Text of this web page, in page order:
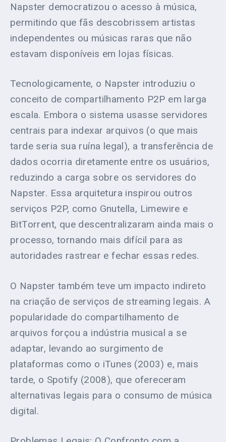
Napster democratizou o acesso à música,
permitindo que fãs descobrissem artistas
independentes ou músicas raras que não
estavam disponíveis em lojas físicas.
Tecnologicamente, o Napster introduziu o
conceito de compartilhamento P2P em larga
escala. Embora o sistema usasse servidores
centrais para indexar arquivos (o que mais
tarde seria sua ruína legal), a transferência de
dados ocorria diretamente entre os usuários,
reduzindo a carga sobre os servidores do
Napster. Essa arquitetura inspirou outros
serviços P2P, como Gnutella, Limewire e
BitTorrent, que descentralizaram ainda mais o
processo, tornando mais difícil para as
autoridades rastrear e fechar essas redes.
O Napster também teve um impacto indireto
na criação de serviços de streaming legais. A
popularidade do compartilhamento de
arquivos forçou a indústria musical a se
adaptar, levando ao surgimento de
plataformas como o iTunes (2003) e, mais
tarde, o Spotify (2008), que ofereceram
alternativas legais para o consumo de música
digital.